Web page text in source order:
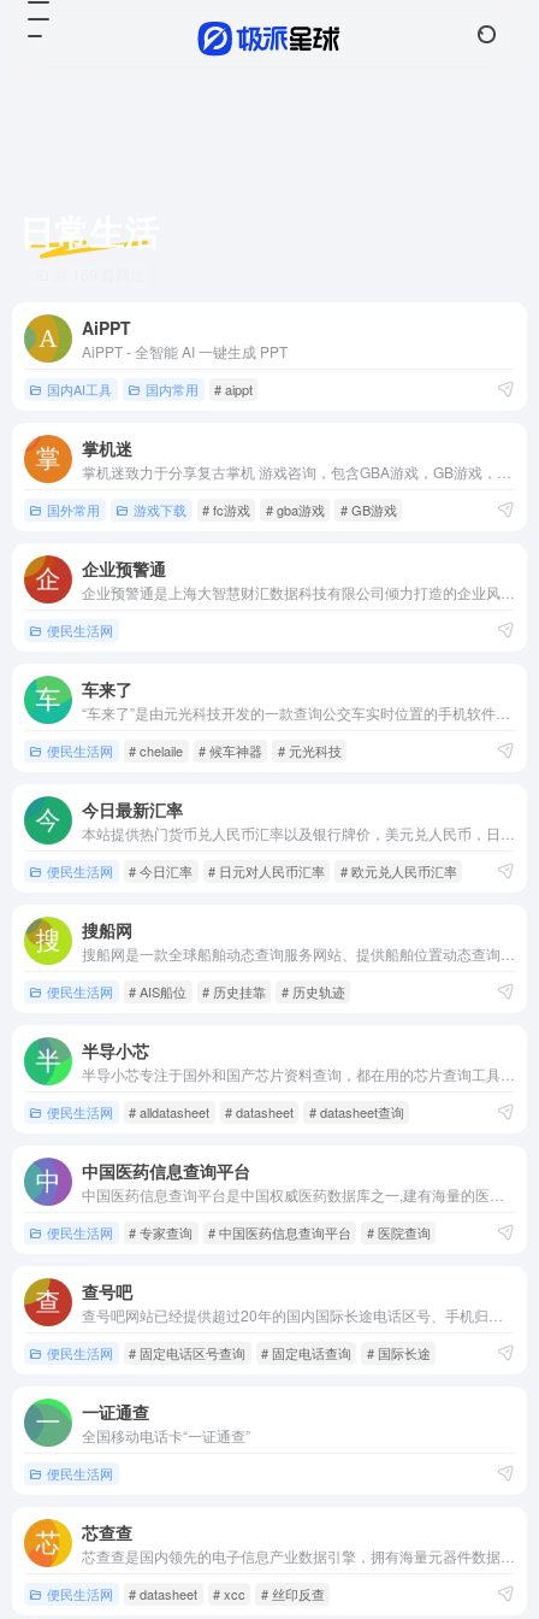
日常生活
AiPPT
AiPPT - 全智能 AI 一键生成 PPT
国内AI工具 国内常用 # aippt
掌机迷
国外常用 游戏下载 # fc游戏 # gba游戏 # GB游戏
企业预警通
便民生活网
车来了
便民生活网 # chelaile # 候车神器 # 元光科技
今日最新汇率
便民生活网 # 今日汇率 # 日元对人民币汇率 # 欧元兑人民币汇率
搜船网
便民生活网 # AIS船位 # 历史挂靠 # 历史轨迹
半导小芯
便民生活网 # alldatasheet # datasheet # datasheet查询
中国医药信息查询平台
便民生活网 # 专家查询 # 中国医药信息查询平台 # 医院查询
查号吧
便民生活网 # 固定电话区号查询 # 固定电话查询 # 国际长途
一证通查
全国移动电话卡“一证通查”
便民生活网
芯查查
便民生活网 # datasheet # xcc # 丝印反查